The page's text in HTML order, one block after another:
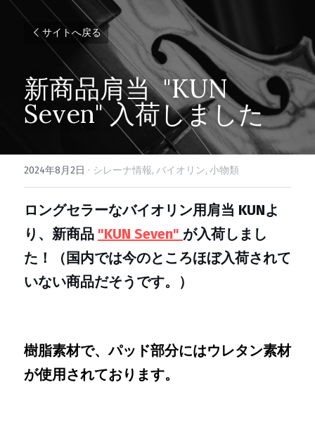
サイトへ戻る
新商品肩当  "KUN
Seven" 入荷しました
2024年8月2日 · シレーナ情報, バイオリン, 小物類
ロングセラーなバイオリン用肩当 KUNよ
り、新商品 "KUN Seven" が入荷しまし
た！（国内では今のところほぼ入荷されて
いない商品だそうです。）
樹脂素材で、パッド部分にはウレタン素材
が使用されております。